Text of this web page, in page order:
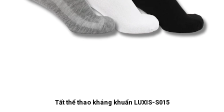
Tất thể thao kháng khuẩn LUXIS-S015